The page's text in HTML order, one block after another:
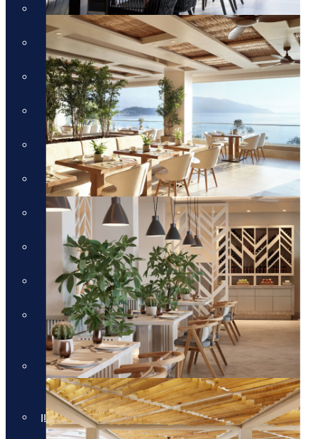
חבילות לקפריסין
חבילות לכרתים
חבילות לקורפו
חבילות לקוסטה נברינו
חבילות לחלקידיקי
חבילות למיקונוס
חבילות לסנטוריני
חבילות לרודוס
חבילות לפרבזה
חבילות למדיירה, פורטוגל והאיים
האזוריים
חבילות למלון Daios Cove
בכרתים
חבילות למלון Parklane Resort &
Spa